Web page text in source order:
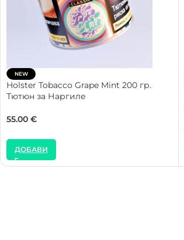
NEW
Holster Tobacco Grape Mint 200 гр.
Тютюн за Наргиле
55.00 €
ДОБАВИ